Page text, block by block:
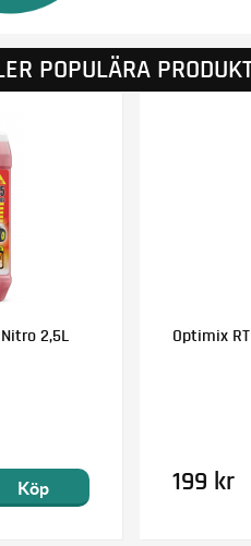
POPULÄRA
2,5L
Köp
Optimix
199 kr